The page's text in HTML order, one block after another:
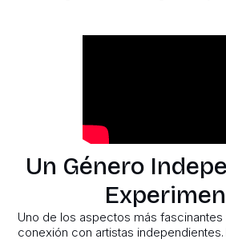
Un Género
Uno de los aspectos más fascinantes
conexión con artistas